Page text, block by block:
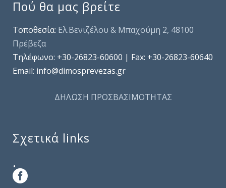
Πού θα μας βρείτε
Τοποθεσία: Ελ.Βενιζέλου & Μπαχούμη 2, 48100
Πρέβεζα
Τηλέφωνo: +30-26823-60600 | Fax: +30-26823-60640
Email: info@dimosprevezas.gr
ΔΗΛΩΣΗ ΠΡΟΣΒΑΣΙΜΟΤΗΤΑΣ
Σχετικά links
.